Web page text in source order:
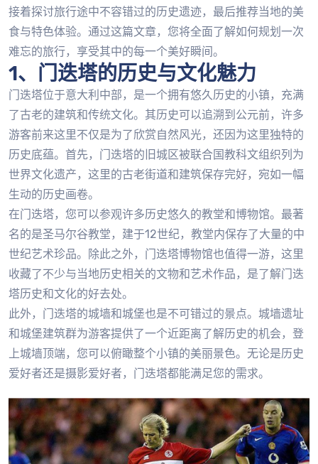
接着探讨旅行途中不容错过的历史遗迹，最后推荐当地的美
食与特色体验。通过这篇文章，您将全面了解如何规划一次
难忘的旅行，享受其中的每一个美好瞬间。
1、门迭塔的历史与文化魅力
门迭塔位于意大利中部，是一个拥有悠久历史的小镇，充满
了古老的建筑和传统文化。其历史可以追溯到公元前，许多
游客前来这里不仅是为了欣赏自然风光，还因为这里独特的
历史底蕴。首先，门迭塔的旧城区被联合国教科文组织列为
世界文化遗产，这里的古老街道和建筑保存完好，宛如一幅
生动的历史画卷。
在门迭塔，您可以参观许多历史悠久的教堂和博物馆。最著
名的是圣马尔谷教堂，建于12世纪，教堂内保存了大量的中
世纪艺术珍品。除此之外，门迭塔博物馆也值得一游，这里
收藏了不少与当地历史相关的文物和艺术作品，是了解门迭
塔历史和文化的好去处。
此外，门迭塔的城墙和城堡也是不可错过的景点。城墙遗址
和城堡建筑群为游客提供了一个近距离了解历史的机会，登
上城墙顶端，您可以俯瞰整个小镇的美丽景色。无论是历史
爱好者还是摄影爱好者，门迭塔都能满足您的需求。